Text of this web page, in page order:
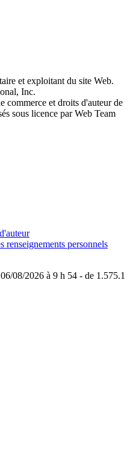
et exploitant du site Web.
Inc.
commerce et droits d'auteur de
sous licence par Web Team
renseignements personnels
08/2026 à 9 h 54 - de 1.575.1